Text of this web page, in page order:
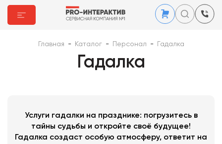
Главная - Каталог - Персонал - Гадалка
Гадалка
Услуги гадалки на празднике: погрузитесь в
тайны судьбы и откройте своё будущее!
Гадалка создаст особую атмосферу, ответит на